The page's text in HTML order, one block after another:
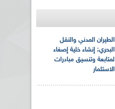
الطيران المدني والنقل
البحري: إنشاء خلية إصغاء
لمتابعة وتنسيق مبادرات
الاستثمار